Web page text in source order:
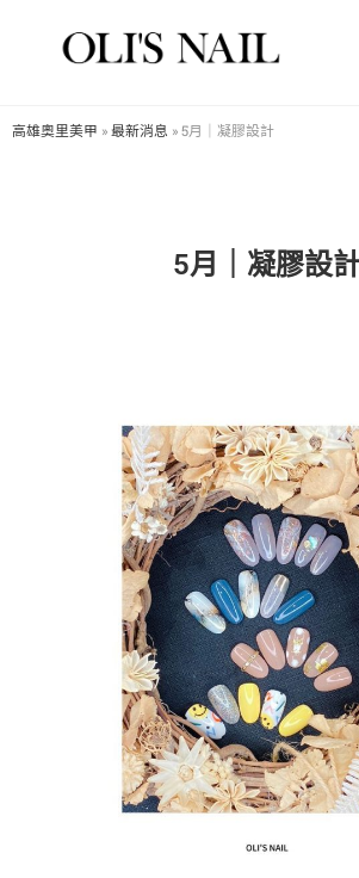
高雄奧里美甲 » 最新消息 » 5月｜凝膠設計
5月｜凝膠設